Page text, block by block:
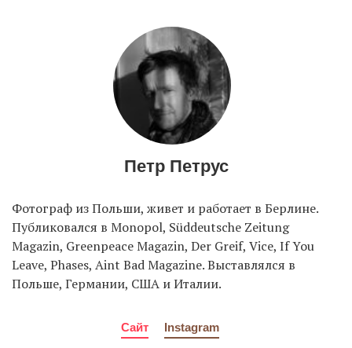
Петр Петрус
Фотограф из Польши, живет и работает в Берлине.
Публиковался в Monopol, Süddeutsche Zeitung
Magazin, Greenpeace Magazin, Der Greif, Vice, If You
Leave, Phases, Aint Bad Magazine. Выставлялся в
Польше, Германии, США и Италии.
Сайт Instagram